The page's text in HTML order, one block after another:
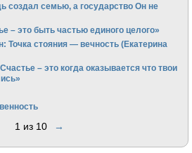
создал семью, а государство Он не
– это быть частью единого целого»
Точка стояния — вечность (Екатерина
– это когда оказывается что твои
1 из 10 →